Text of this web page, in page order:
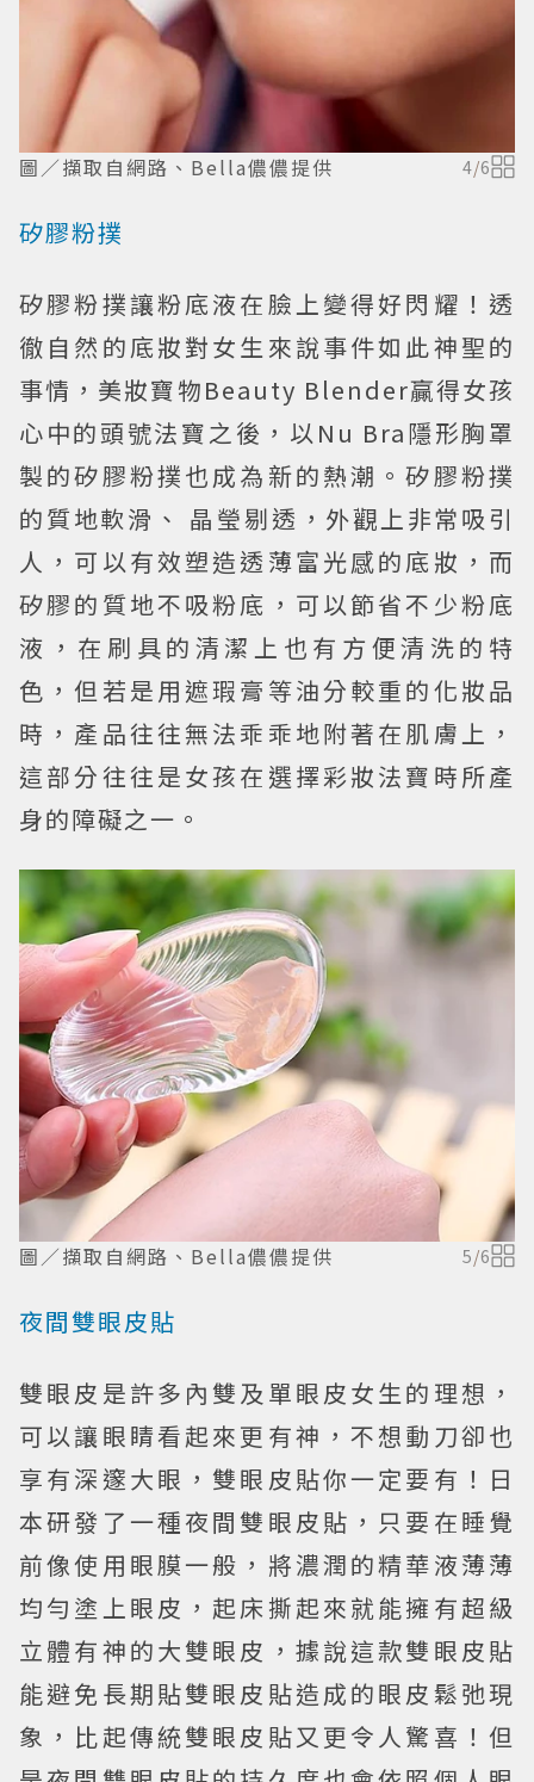
圖／擷取自網路、Bella儂儂提供 4/6
矽膠粉撲
矽膠粉撲讓粉底液在臉上變得好閃耀！透
徹自然的底妝對女生來說事件如此神聖的
事情，美妝寶物Beauty Blender贏得女孩
心中的頭號法寶之後，以Nu Bra隱形胸罩
製的矽膠粉撲也成為新的熱潮。矽膠粉撲
的質地軟滑、 晶瑩剔透，外觀上非常吸引
人，可以有效塑造透薄富光感的底妝，而
矽膠的質地不吸粉底，可以節省不少粉底
液，在刷具的清潔上也有方便清洗的特
色，但若是用遮瑕膏等油分較重的化妝品
時，產品往往無法乖乖地附著在肌膚上，
這部分往往是女孩在選擇彩妝法寶時所產
身的障礙之一。
圖／擷取自網路、Bella儂儂提供 5/6
夜間雙眼皮貼
雙眼皮是許多內雙及單眼皮女生的理想，
可以讓眼睛看起來更有神，不想動刀卻也
享有深邃大眼，雙眼皮貼你一定要有！日
本研發了一種夜間雙眼皮貼，只要在睡覺
前像使用眼膜一般，將濃潤的精華液薄薄
均勻塗上眼皮，起床撕起來就能擁有超級
立體有神的大雙眼皮，據說這款雙眼皮貼
能避免長期貼雙眼皮貼造成的眼皮鬆弛現
象，比起傳統雙眼皮貼又更令人驚喜！但